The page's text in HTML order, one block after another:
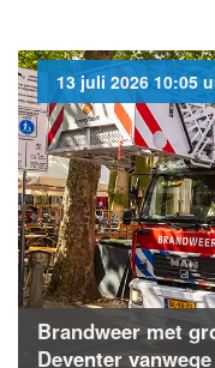
13 juli 2026 10:05
Brandweer met
Deventer